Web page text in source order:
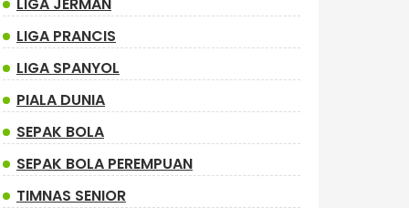
LIGA PRANCIS
LIGA SPANYOL
PIALA DUNIA
SEPAK BOLA
SEPAK BOLA PEREMPUAN
TIMNAS SENIOR